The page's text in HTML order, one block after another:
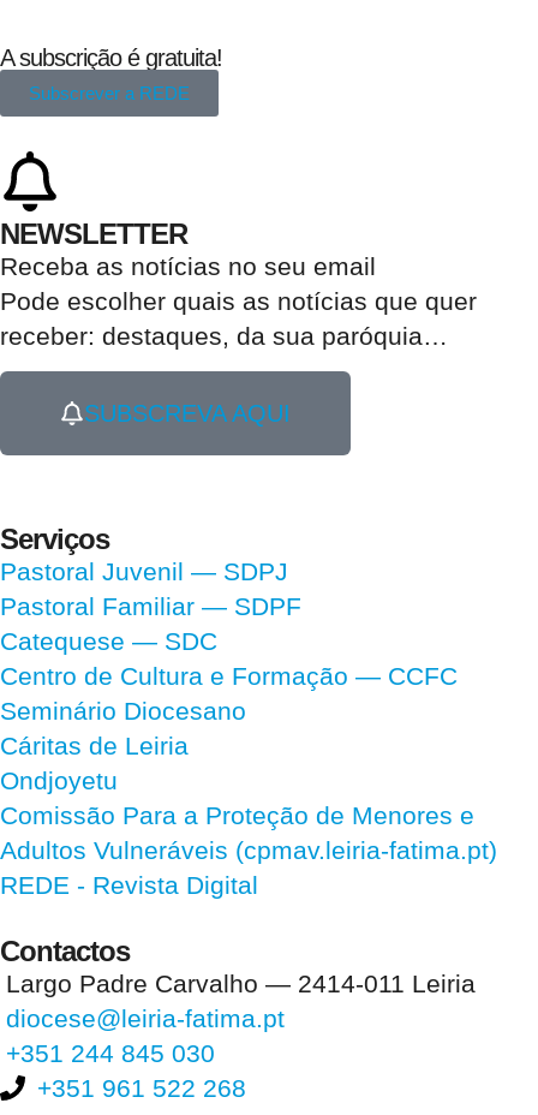
A subscrição é gratuita!
Subscrever a REDE
NEWSLETTER
Receba as notícias no seu email​
Pode escolher quais as notícias que quer
receber: destaques, da sua paróquia…
SUBSCREVA AQUI
Serviços
Pastoral Juvenil — SDPJ
Pastoral Familiar — SDPF
Catequese — SDC
Centro de Cultura e Formação — CCFC
Seminário Diocesano
Cáritas de Leiria
Ondjoyetu
Comissão Para a Proteção de Menores e
Adultos Vulneráveis (cpmav.leiria-fatima.pt)
REDE - Revista Digital
Contactos
Largo Padre Carvalho — 2414-011 Leiria
diocese@leiria-fatima.pt
+351 244 845 030
+351 961 522 268